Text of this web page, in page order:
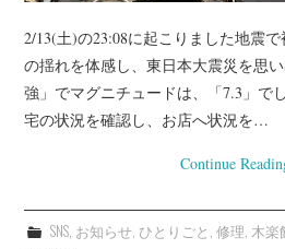
2/13(土)の23:08に起こりました地震
の揺れを体感し、東日本大震災を思
強」でマグニチュードは、「7.3」で
宅の状況を確認し、お店へ状況を…
Continue
SNS, お知らせ, ひとりごと , 修理, 木楽